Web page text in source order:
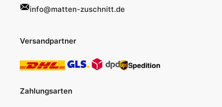
info@matten-zuschnitt.de
Versandpartner
Zahlungsarten